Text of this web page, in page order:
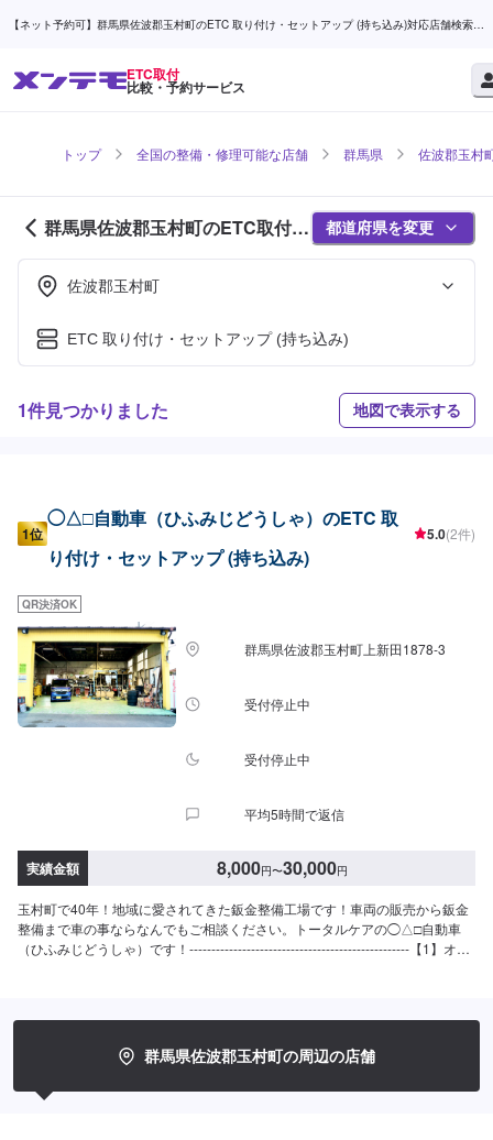
【ネット予約可】群馬県佐波郡玉村町のETC 取り付け・セットアップ (持ち込み)対応店舗検索な
ETC取付
比較・予約サービス
トップ 全国の整備・修理可能な店舗 群馬県 佐波郡玉村
群馬県佐波郡玉村町のETC取付対
応店舗紹介 (1ページ目)
都道府県を変更
佐波郡玉村町
ETC 取り付け・セットアップ (持ち込み)
1件見つかりました 地図で表示する
1位
◯△□自動車（ひふみじどうしゃ）のETC 取
り付け・セットアップ (持ち込み)
5.0(2件)
QR決済OK
群馬県佐波郡玉村町上新田1878-3
受付停止中
受付停止中
平均5時間で返信
実績金額 8,000円〜30,000円
玉村町で40年！地域に愛されてきた鈑金整備工場です！車両の販売から鈑金
整備まで車の事ならなんでもご相談ください。トータルケアの◯△□自動車
（ひふみじどうしゃ）です！--------------------------------------------------【1】オフ
群馬県佐波郡玉村町の周辺の店舗